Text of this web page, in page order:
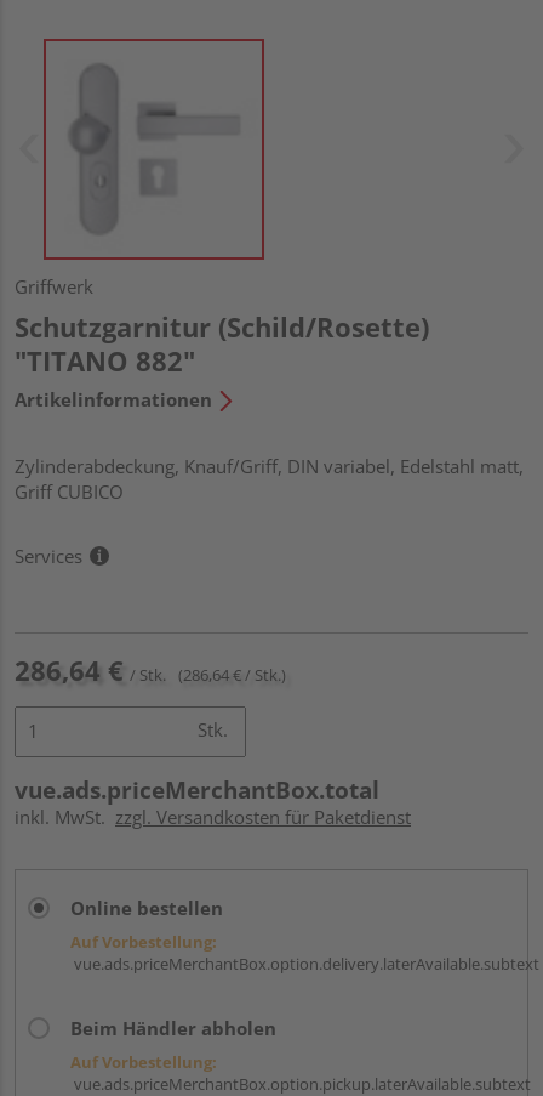
Griffwerk
Schutzgarnitur (Schild/Rosette)
"TITANO 882"
Artikelinformationen
Zylinderabdeckung, Knauf/Griff, DIN variabel, Edelstahl matt,
Griff CUBICO
Services
286,64 € / Stk. (286,64 € / Stk.)
Stk.
vue.ads.priceMerchantBox.total
inkl. MwSt. zzgl. Versandkosten für Paketdienst
Online bestellen
Auf Vorbestellung:
vue.ads.priceMerchantBox.option.delivery.laterAvailable.subtext
Beim Händler abholen
Auf Vorbestellung:
vue.ads.priceMerchantBox.option.pickup.laterAvailable.subtext